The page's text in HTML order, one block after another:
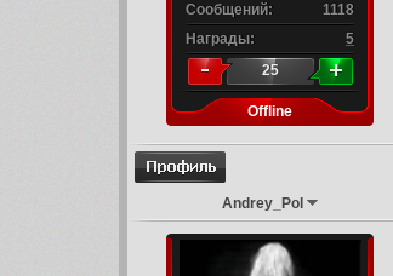
Сообщений:
1118
Награды:
5
25
Offline
Andrey_Pol